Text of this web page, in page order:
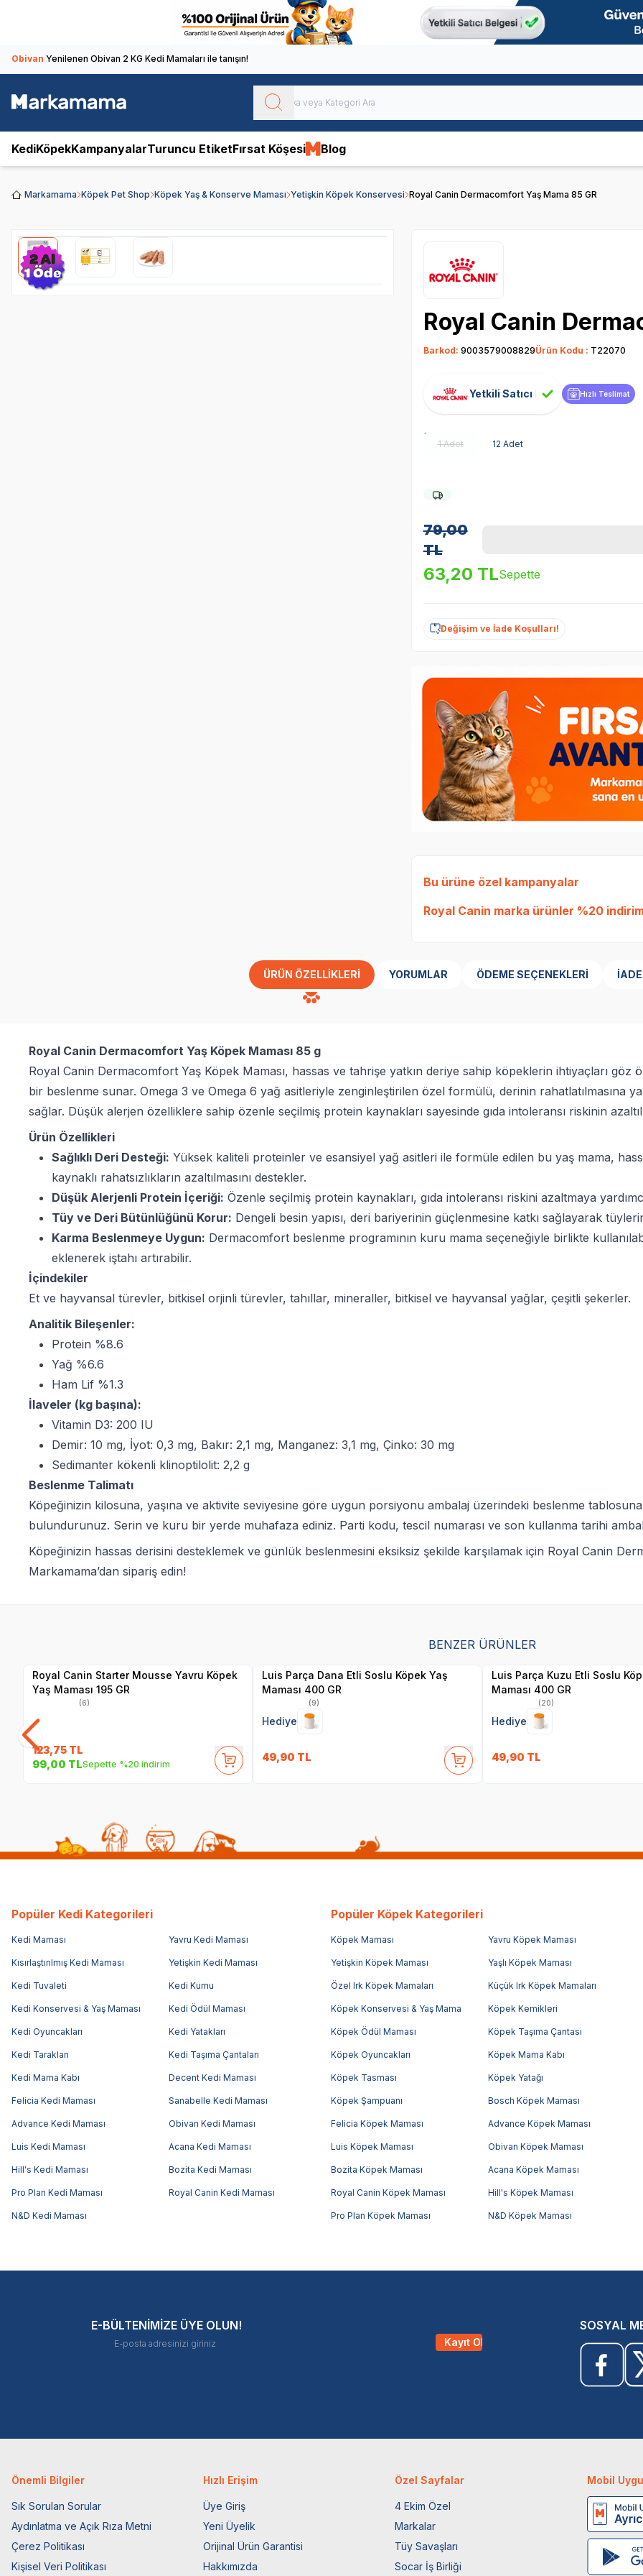
Obivan Yenilenen Obivan 2 KG Kedi Mamaları ile tanışın!
KediKöpekKampanyalarTuruncu EtiketFırsat Köşesi Blog
Markamama Köpek Pet Shop Köpek Yaş & Konserve Maması Yetişkin Köpek Konservesi Royal Canin Dermacomfort Yaş Mama 85 GR
Royal Canin
Barkod: 9003579008829Ürün Kodu : T22070
Yetkili Satıcı Hızlı Teslimat
1 Adet 12 Adet
79,00
TL
63,20 TLSepette
Değişim ve İade Koşulları!
Bu ürüne özel kampanyalar
Royal Canin marka ürünler %20
ÜRÜN ÖZELLIKLERI YORUMLAR ÖDEME SEÇENEKLERI
Royal Canin Dermacomfort Yaş Köpek Maması 85 g
Royal Canin Dermacomfort Yaş Köpek Maması, hassas ve tahrişe yatkın deriye sahip köpeklerin ihtiyaçları
bir beslenme sunar. Omega 3 ve Omega 6 yağ asitleriyle zenginleştirilen özel formülü, derinin rahatlatılmasına
sağlar. Düşük alerjen özelliklere sahip özenle seçilmiş protein kaynakları sayesinde gıda intoleransı riskinin
Ürün Özellikleri
Sağlıklı Deri Desteği: Yüksek kaliteli proteinler ve esansiyel yağ asitleri ile formüle edilen bu yaş mama,
kaynaklı rahatsızlıkların azaltılmasını destekler.
Düşük Alerjenli Protein İçeriği: Özenle seçilmiş protein kaynakları, gıda intoleransı riskini azaltmaya
Tüy ve Deri Bütünlüğünü Korur: Dengeli besin yapısı, deri bariyerinin güçlenmesine katkı sağlayarak
Karma Beslenmeye Uygun: Dermacomfort beslenme programının kuru mama seçeneğiyle birlikte
eklenerek iştahı artırabilir.
İçindekiler
Et ve hayvansal türevler, bitkisel orjinli türevler, tahıllar, mineraller, bitkisel ve hayvansal yağlar, çeşitli şekerler.
Analitik Bileşenler:
Protein %8.6
Yağ %6.6
Ham Lif %1.3
İlaveler (kg başına):
Vitamin D3: 200 IU
Demir: 10 mg, İyot: 0,3 mg, Bakır: 2,1 mg, Manganez: 3,1 mg, Çinko: 30 mg
Sedimanter kökenli klinoptilolit: 2,2 g
Beslenme Talimatı
Köpeğinizin kilosuna, yaşına ve aktivite seviyesine göre uygun porsiyonu ambalaj üzerindeki beslenme
bulundurunuz. Serin ve kuru bir yerde muhafaza ediniz. Parti kodu, tescil numarası ve son kullanma tarihi
Köpeğinizin hassas derisini desteklemek ve günlük beslenmesini eksiksiz şekilde karşılamak için Royal Canin
Markamama’dan sipariş edin!
BENZER ÜRÜNLER
Royal Canin Starter Mousse Yavru Köpek
Yaş Maması 195 GR
(6)
123,75 TL
99,00 TLSepette %20 indirim
Luis Parça Dana Etli Soslu Köpek Yaş
Maması 400 GR
(9)
Hediye
49,90 TL
Luis Parça Kuzu Etli Soslu
Maması 400 GR
(20)
Hediye
49,90 TL
Popüler Kedi Kategorileri
Kedi Maması Yavru Kedi Maması
Kısırlaştırılmış Kedi Maması Yetişkin Kedi Maması
Kedi Tuvaleti Kedi Kumu
Kedi Konservesi & Yaş Maması Kedi Ödül Maması
Kedi Oyuncakları Kedi Yatakları
Kedi Tarakları Kedi Taşıma Çantaları
Kedi Mama Kabı Decent Kedi Maması
Felicia Kedi Maması Sanabelle Kedi Maması
Advance Kedi Maması Obivan Kedi Maması
Luis Kedi Maması Acana Kedi Maması
Hill's Kedi Maması Bozita Kedi Maması
Pro Plan Kedi Maması Royal Canin Kedi Maması
N&D Kedi Maması
Popüler Köpek Kategorileri
Köpek Maması Yavru Köpek Maması
Yetişkin Köpek Maması Yaşlı Köpek Maması
Özel Irk Köpek Mamaları Küçük Irk Köpek Mamaları
Köpek Konservesi & Yaş Mama Köpek Kemikleri
Köpek Ödül Maması Köpek Taşıma Çantası
Köpek Oyuncakları Köpek Mama Kabı
Köpek Tasması Köpek Yatağı
Köpek Şampuanı Bosch Köpek Maması
Felicia Köpek Maması Advance Köpek Maması
Luis Köpek Maması Obivan Köpek Maması
Bozita Köpek Maması Acana Köpek Maması
Royal Canin Köpek Maması Hill's Köpek Maması
Pro Plan Köpek Maması N&D Köpek Maması
E-BÜLTENİMİZE ÜYE OLUN!
Kayıt Ol
SOSYAL
Önemli Bilgiler
Sık Sorulan Sorular
Aydınlatma ve Açık Rıza Metni
Çerez Politikası
Kişisel Veri Politikası
Hızlı Erişim
Üye Giriş
Yeni Üyelik
Orijinal Ürün Garantisi
Hakkımızda
Özel Sayfalar
4 Ekim Özel
Markalar
Tüy Savaşları
Socar İş Birliği
Mobil